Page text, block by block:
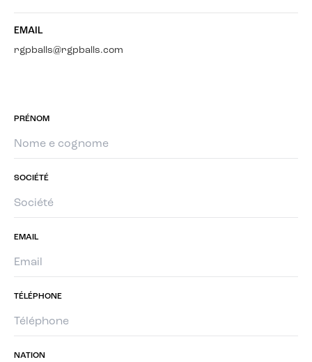
EMAIL
rgpballs@rgpballs.com
PRÉNOM
SOCIÉTÉ
EMAIL
TÉLÉPHONE
NATION